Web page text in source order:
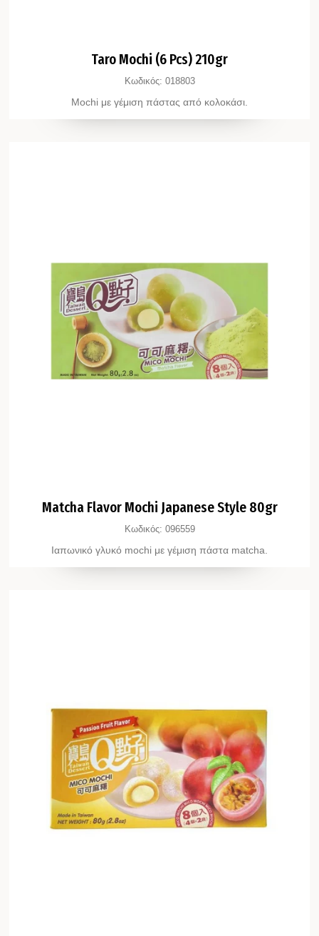
Taro Mochi (6 Pcs) 210gr
Κωδικός: 018803
Mochi με γέμιση πάστας από κολοκάσι.
Matcha Flavor Mochi Japanese Style 80gr
Κωδικός: 096559
Ιαπωνικό γλυκό mochi με γέμιση πάστα matcha.